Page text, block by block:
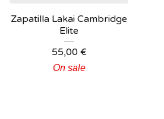
Zapatilla Lakai Cambridge
Elite
55,00 €
On sale